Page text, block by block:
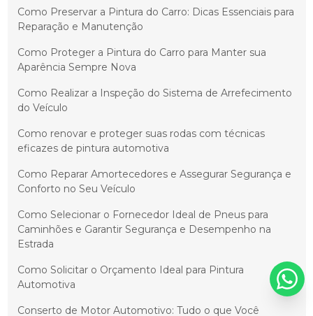
Como Preservar a Pintura do Carro: Dicas Essenciais para
Reparação e Manutenção
Como Proteger a Pintura do Carro para Manter sua
Aparência Sempre Nova
Como Realizar a Inspeção do Sistema de Arrefecimento
do Veículo
Como renovar e proteger suas rodas com técnicas
eficazes de pintura automotiva
Como Reparar Amortecedores e Assegurar Segurança e
Conforto no Seu Veículo
Como Selecionar o Fornecedor Ideal de Pneus para
Caminhões e Garantir Segurança e Desempenho na
Estrada
Como Solicitar o Orçamento Ideal para Pintura
Automotiva
Conserto de Motor Automotivo: Tudo o que Você